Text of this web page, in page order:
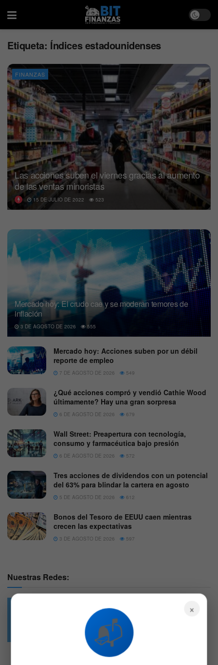
Etiqueta: Índices estadounidenses
FINANZAS
Las acciones suben el viernes gracias al aumento
de las ventas minoristas
15 DE JULIO DE 2022 523
Mercado hoy: El crudo cae y se moderan temores de
inflación
3 DE AGOSTO DE 2026 555
Mercado hoy: Acciones suben por un débil
reporte de empleo
7 DE AGOSTO DE 2026 549
¿Qué acciones compró y vendió Cathie Wood
últimamente? Hay una gran sorpresa
6 DE AGOSTO DE 2026 679
Wall Street: Preapertura con tecnología,
consumo y farmacéutica bajo presión
6 DE AGOSTO DE 2026 572
Tres acciones de dividendos con un potencial
del 63% para blindar la cartera en agosto
5 DE AGOSTO DE 2026 612
Bonos del Tesoro de EEUU caen mientras
crecen las expectativas
3 DE AGOSTO DE 2026 597
Nuestras Redes:
4.7k
Followers
×
📬